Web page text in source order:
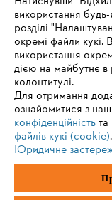
Політика
Інформація про
використання
розділі
окремі файли кукі.
використання
дією на майбутнє в
колонтитулі.
Для отримання
ознайомитися з
конфіденційністьта
файлів кукі (cookie).
Юридичне